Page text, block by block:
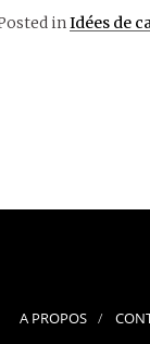
in Idées de
A PROPOS